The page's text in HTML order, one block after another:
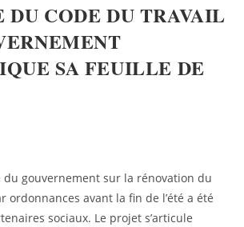
DU CODE DU TRAVAIL
SA FEUILLE DE
du gouvernement sur la rénovation du
ordonnances avant la fin de l’été a été
sociaux. Le projet s’articule